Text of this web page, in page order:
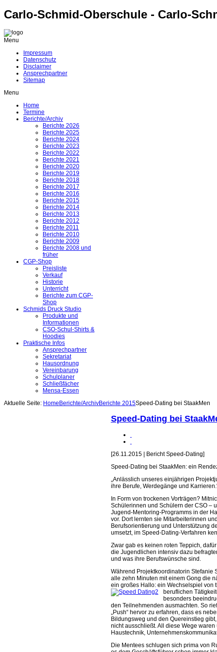
Carlo-Schmid-Oberschule - Carlo-
Menu
Impressum
Datenschutz
Disclaimer
Ansprechpartner
Sitemap
Menu
Home
Termine
Berichte/Archiv
Berichte 2026
Berichte 2025
Berichte 2024
Berichte 2023
Berichte 2022
Berichte 2021
Berichte 2020
Berichte 2019
Berichte 2018
Berichte 2017
Berichte 2016
Berichte 2015
Berichte 2014
Berichte 2013
Berichte 2012
Berichte 2011
Berichte 2010
Berichte 2009
Berichte 2008 und
früher
CGP-Shop
Preisliste
Verkauf
Historie
Unterricht
Berichte zum CGP-
Shop
Schmids Druck Studio
Produkte und
Informationen
CSO-Schul-Shirts &
Hoodies
Praktische Infos
Ansprechpartner
Sekretariat
Hausordnung
Vereinbarung
Schulplaner
Schließfächer
Mensa-Essen
Aktuelle Seite: Home Berichte/ArchivBerichte 2015Speed-Dating bei StaakMen
Speed-Dating bei
[26.11.2015 | Bericht Speed-Dating]
Speed-Dating bei StaakMen: ein
„Anlässlich unseres einjährigen
ihre Berufe, Werdegänge und
In Form von trockenen Vorträgen?
Schülerinnen und Schülern der CSO –
Jugend-Mentoring-Programms in der
vor. Dort lernten sie Mitarbeiterinnen
Berufsorientierung und Unterstützung
umsetzt, im Speed-Dating-Verfahren
Zwar gab es keinen roten Teppich,
die Jugendlichen intensiv dazu
und was ihre Berufswünsche sind.
Während Projektkoordinatorin Stefanie
alle zehn Minuten mit einem Gong die
ein großes Hallo: ein Wechselspiel von
beruflichen
besonders
den Teilnehmenden ausmachten. So
„Push“ hervor zu erfahren, dass es
Bildungsweg und den Quereinstieg
nicht ausschließt. All diese Wege
Haustechnik,
Die Mentees schlugen sich prima von